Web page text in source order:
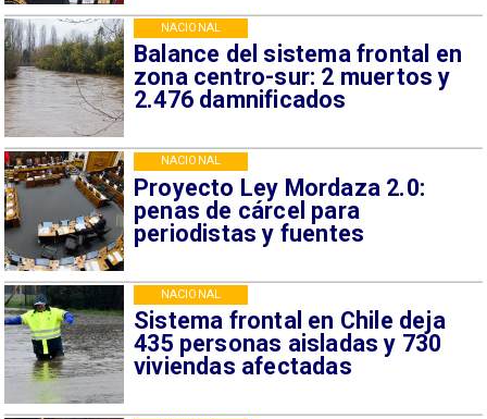
Balance del sistema frontal en
zona centro-sur: 2 muertos y
2.476 damnificados
NACIONAL
Proyecto Ley Mordaza 2.0:
penas de cárcel para
periodistas y fuentes
NACIONAL
Sistema frontal en Chile deja
435 personas aisladas y 730
viviendas afectadas
NACIONAL